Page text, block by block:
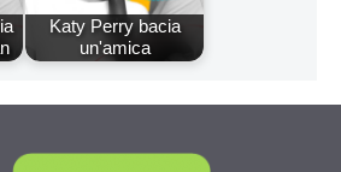
Katy Perry bacia
un'amica